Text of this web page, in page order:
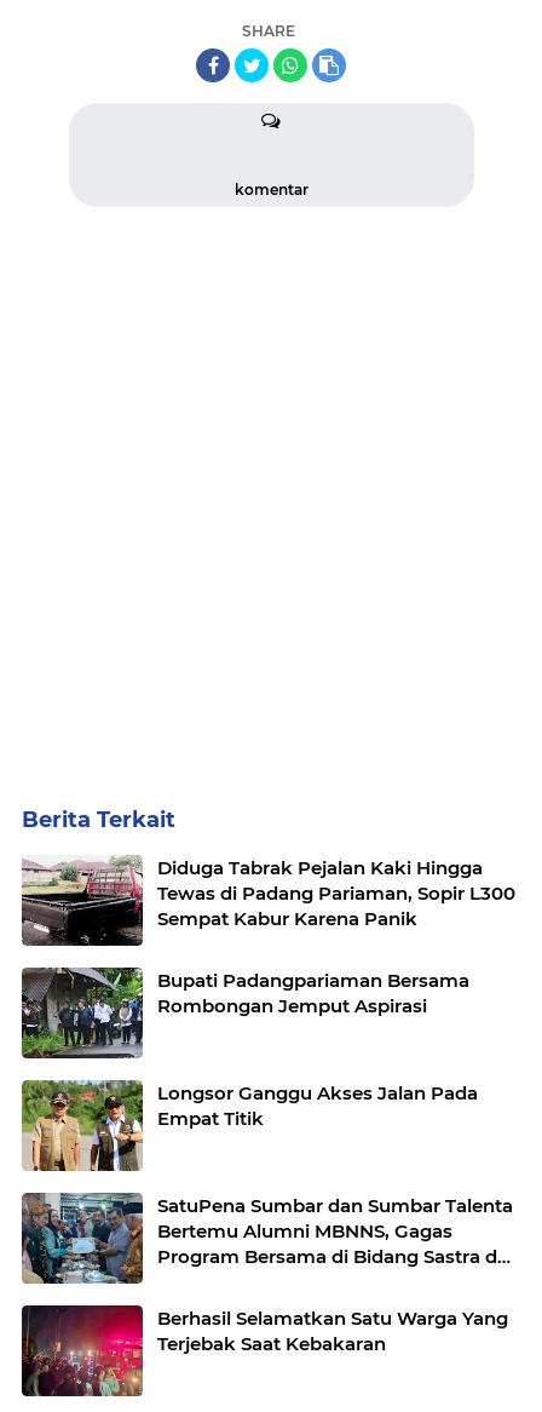
SHARE
komentar
Berita Terkait
Diduga Tabrak Pejalan Kaki Hingga
Tewas di Padang Pariaman, Sopir L300
Sempat Kabur Karena Panik
Bupati Padangpariaman Bersama
Rombongan Jemput Aspirasi
Longsor Ganggu Akses Jalan Pada
Empat Titik
SatuPena Sumbar dan Sumbar Talenta
Bertemu Alumni MBNNS, Gagas
Program Bersama di Bidang Sastra dan
Berhasil Selamatkan Satu Warga Yang
Terjebak Saat Kebakaran